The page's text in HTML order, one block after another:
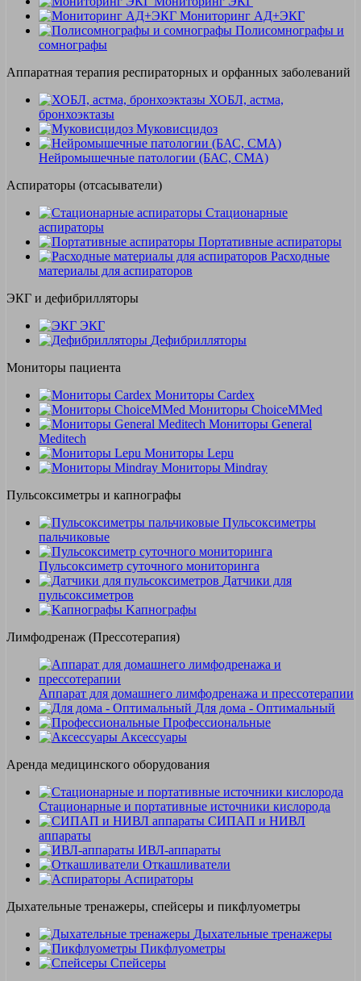
Мониторинг АД+ЭКГ
Полисомнографы и
сомнографы
Аппаратная терапия респираторных и орфанных заболеваний
ХОБЛ, астма,
бронхоэктазы
Муковисцидоз
Нейромышечные патологии (БАС, СМА)
Аспираторы (отсасыватели)
Стационарные
аспираторы
Портативные аспираторы
Расходные
материалы для аспираторов
ЭКГ и дефибрилляторы
ЭКГ
Дефибрилляторы
Мониторы пациента
Мониторы Cardex
Мониторы ChoiceMMed
Мониторы General
Meditech
Мониторы Lepu
Мониторы Mindray
Пульсоксиметры и капнографы
Пульсоксиметры
пальчиковые
Пульсоксиметр суточного мониторинга
Датчики для
пульсоксиметров
Kапнографы
Лимфодренаж (Прессотерапия)
Аппарат для домашнего лимфодренажа и прессотерапии
Для дома - Оптимальный
Профессиональные
Аксессуары
Аренда медицинского оборудования
Стационарные и портативные источники кислорода
СИПАП и НИВЛ
аппараты
ИВЛ-аппараты
Откашливатели
Аспираторы
Дыхательные тренажеры, спейсеры и пикфлуометры
Дыхательные тренажеры
Пикфлуометры
Спейсеры